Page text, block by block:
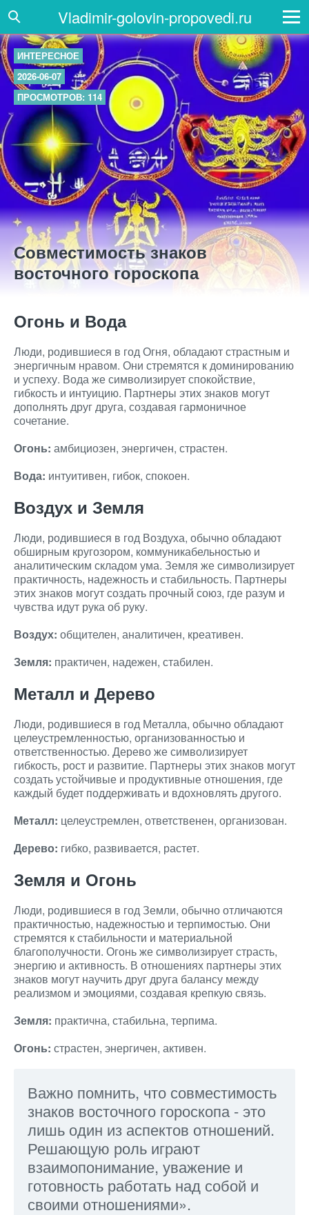
Vladimir-golovin-propovedi.ru
ИНТЕРЕСНОЕ
2026-06-07
ПРОСМОТРОВ: 114
Совместимость знаков
восточного гороскопа
Огонь и Вода
Люди, родившиеся в год Огня, обладают страстным и
энергичным нравом. Они стремятся к доминированию
и успеху. Вода же символизирует спокойствие,
гибкость и интуицию. Партнеры этих знаков могут
дополнять друг друга, создавая гармоничное
сочетание.
Огонь: амбициозен, энергичен, страстен.
Вода: интуитивен, гибок, спокоен.
Воздух и Земля
Люди, родившиеся в год Воздуха, обычно обладают
обширным кругозором, коммуникабельностью и
аналитическим складом ума. Земля же символизирует
практичность, надежность и стабильность. Партнеры
этих знаков могут создать прочный союз, где разум и
чувства идут рука об руку.
Воздух: общителен, аналитичен, креативен.
Земля: практичен, надежен, стабилен.
Металл и Дерево
Люди, родившиеся в год Металла, обычно обладают
целеустремленностью, организованностью и
ответственностью. Дерево же символизирует
гибкость, рост и развитие. Партнеры этих знаков могут
создать устойчивые и продуктивные отношения, где
каждый будет поддерживать и вдохновлять другого.
Металл: целеустремлен, ответственен, организован.
Дерево: гибко, развивается, растет.
Земля и Огонь
Люди, родившиеся в год Земли, обычно отличаются
практичностью, надежностью и терпимостью. Они
стремятся к стабильности и материальной
благополучности. Огонь же символизирует страсть,
энергию и активность. В отношениях партнеры этих
знаков могут научить друг друга балансу между
реализмом и эмоциями, создавая крепкую связь.
Земля: практична, стабильна, терпима.
Огонь: страстен, энергичен, активен.
Важно помнить, что совместимость
знаков восточного гороскопа - это
лишь один из аспектов отношений.
Решающую роль играют
взаимопонимание, уважение и
готовность работать над собой и
своими отношениями».